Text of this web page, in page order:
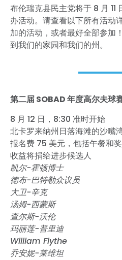
布伦瑞克县民主党将于 8 月 11
办活动。请查看以下所有活动
加的活动，或者最好全部参加
到我们的家园和我们的州。
第二届 SOBAD 年度高尔夫球
8 月 12 日，8:30 准时开始
北卡罗来纳州日落海滩的沙嘴
报名费 75 美元，包括午餐和
收益将捐给进步候选人
凯尔-霍顿博士
德布-巴特勒众议员
大卫-辛克
汤姆-西蒙斯
查尔斯-沃伦
玛丽莲-普里迪
William Flythe
乔安妮-莱维坦